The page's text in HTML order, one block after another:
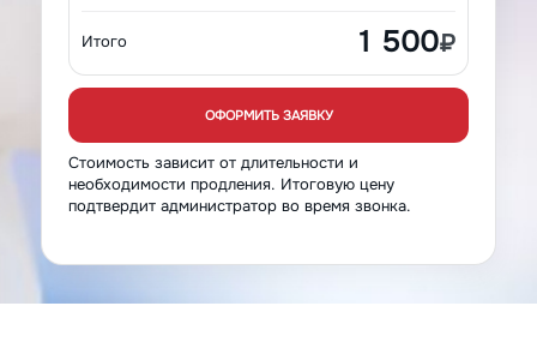
Итого 1 500₽
ОФОРМИТЬ ЗАЯВКУ
Стоимость зависит от длительности и
необходимости продления. Итоговую цену
подтвердит администратор во время звонка.